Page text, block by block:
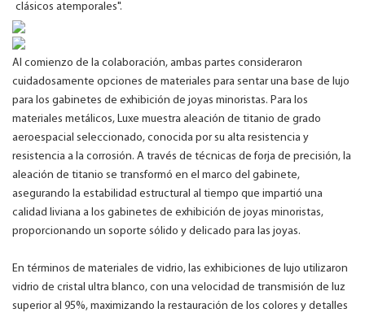
clásicos atemporales".
Al comienzo de la colaboración, ambas partes consideraron
cuidadosamente opciones de materiales para sentar una base de lujo
para los gabinetes de exhibición de joyas minoristas. Para los
materiales metálicos, Luxe muestra aleación de titanio de grado
aeroespacial seleccionado, conocida por su alta resistencia y
resistencia a la corrosión. A través de técnicas de forja de precisión, la
aleación de titanio se transformó en el marco del gabinete,
asegurando la estabilidad estructural al tiempo que impartió una
calidad liviana a los gabinetes de exhibición de joyas minoristas,
proporcionando un soporte sólido y delicado para las joyas.
En términos de materiales de vidrio, las exhibiciones de lujo utilizaron
vidrio de cristal ultra blanco, con una velocidad de transmisión de luz
superior al 95%, maximizando la restauración de los colores y detalles